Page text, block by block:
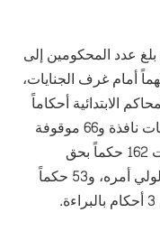
عدد المحكومين إلى
أكتوبر 2025 ما مجموعه 66 متهماً أمام غرف الجنايات،
المحاكم الابتدائية أحكاماً
في حق 301 متهم، من بينهم 208 بعقوبات نافذة و66 موقوفة
التنفيذ، بينما بُرّئ 27 شخصاً. كما صدرت 162 حكماً بحق
قاصرين، بينها 83 قراراً بتسليم الحدث لولي أمره، و53 حكماً